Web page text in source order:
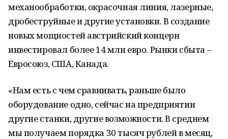
механообработки, окрасочная линия, лазерные,
дробеструйные и другие установки. В создание
новых мощностей австрийский концерн
инвестировал более 14 млн евро. Рынки сбыта –
Евросоюз, США, Канада.
«Нам есть с чем сравнивать, раньше было
оборудование одно, сейчас на предприятии
другие станки, другие возможности. В среднем
мы получаем порядка 30 тысяч рублей в месяц,